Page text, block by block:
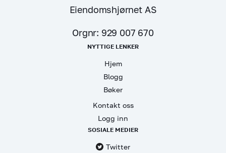
Eiendomshjørnet AS
Orgnr: 929 007 670
NYTTIGE LENKER
Hjem
Blogg
Bøker
Kontakt oss
Logg inn
SOSIALE MEDIER
Twitter